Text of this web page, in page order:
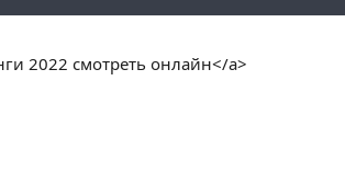
2022 смотреть онлайн</a>